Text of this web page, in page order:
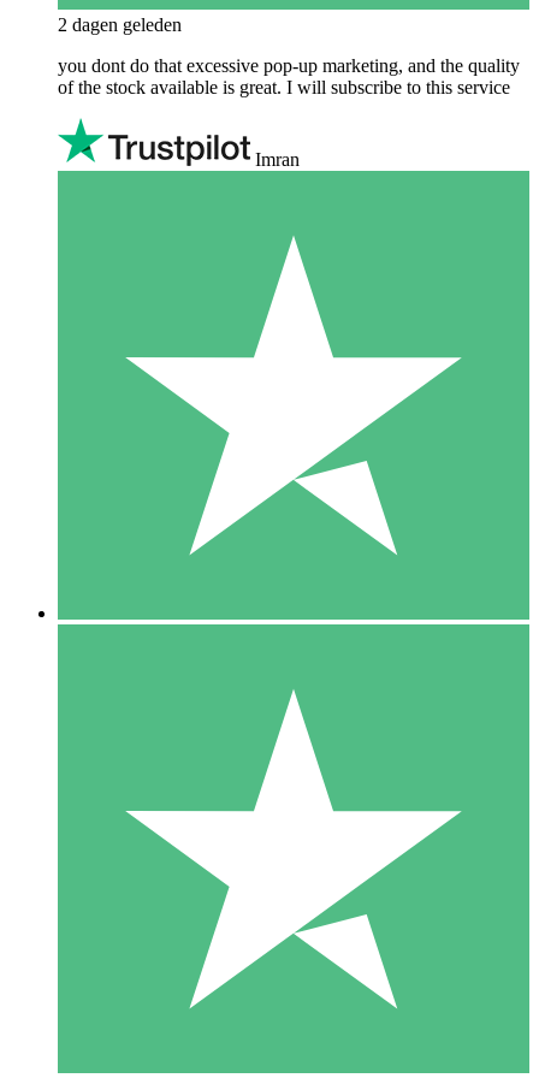
2 dagen geleden
you dont do that excessive pop-up marketing, and the quality
of the stock available is great. I will subscribe to this service
Imran